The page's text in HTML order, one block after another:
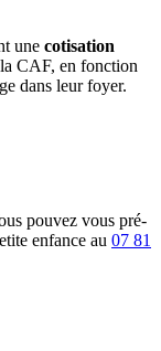
une cotisation
CAF, en fonction
dans leur foyer.
pouvez vous pré-
enfance au 07 81